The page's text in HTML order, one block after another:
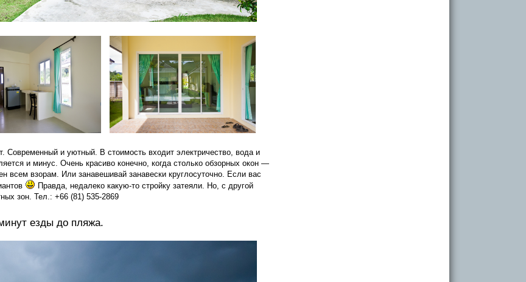
Современный и уютный. В стоимость входит электричество, вода и
и минус. Очень красиво конечно, когда столько обзорных окон —
всем взорам. Или занавешивай занавески круглосуточно. Если вас
Правда, недалеко какую-то стройку затеяли. Но, с другой
зон. Тел.: +66 (81) 535-2869
езды до пляжа.